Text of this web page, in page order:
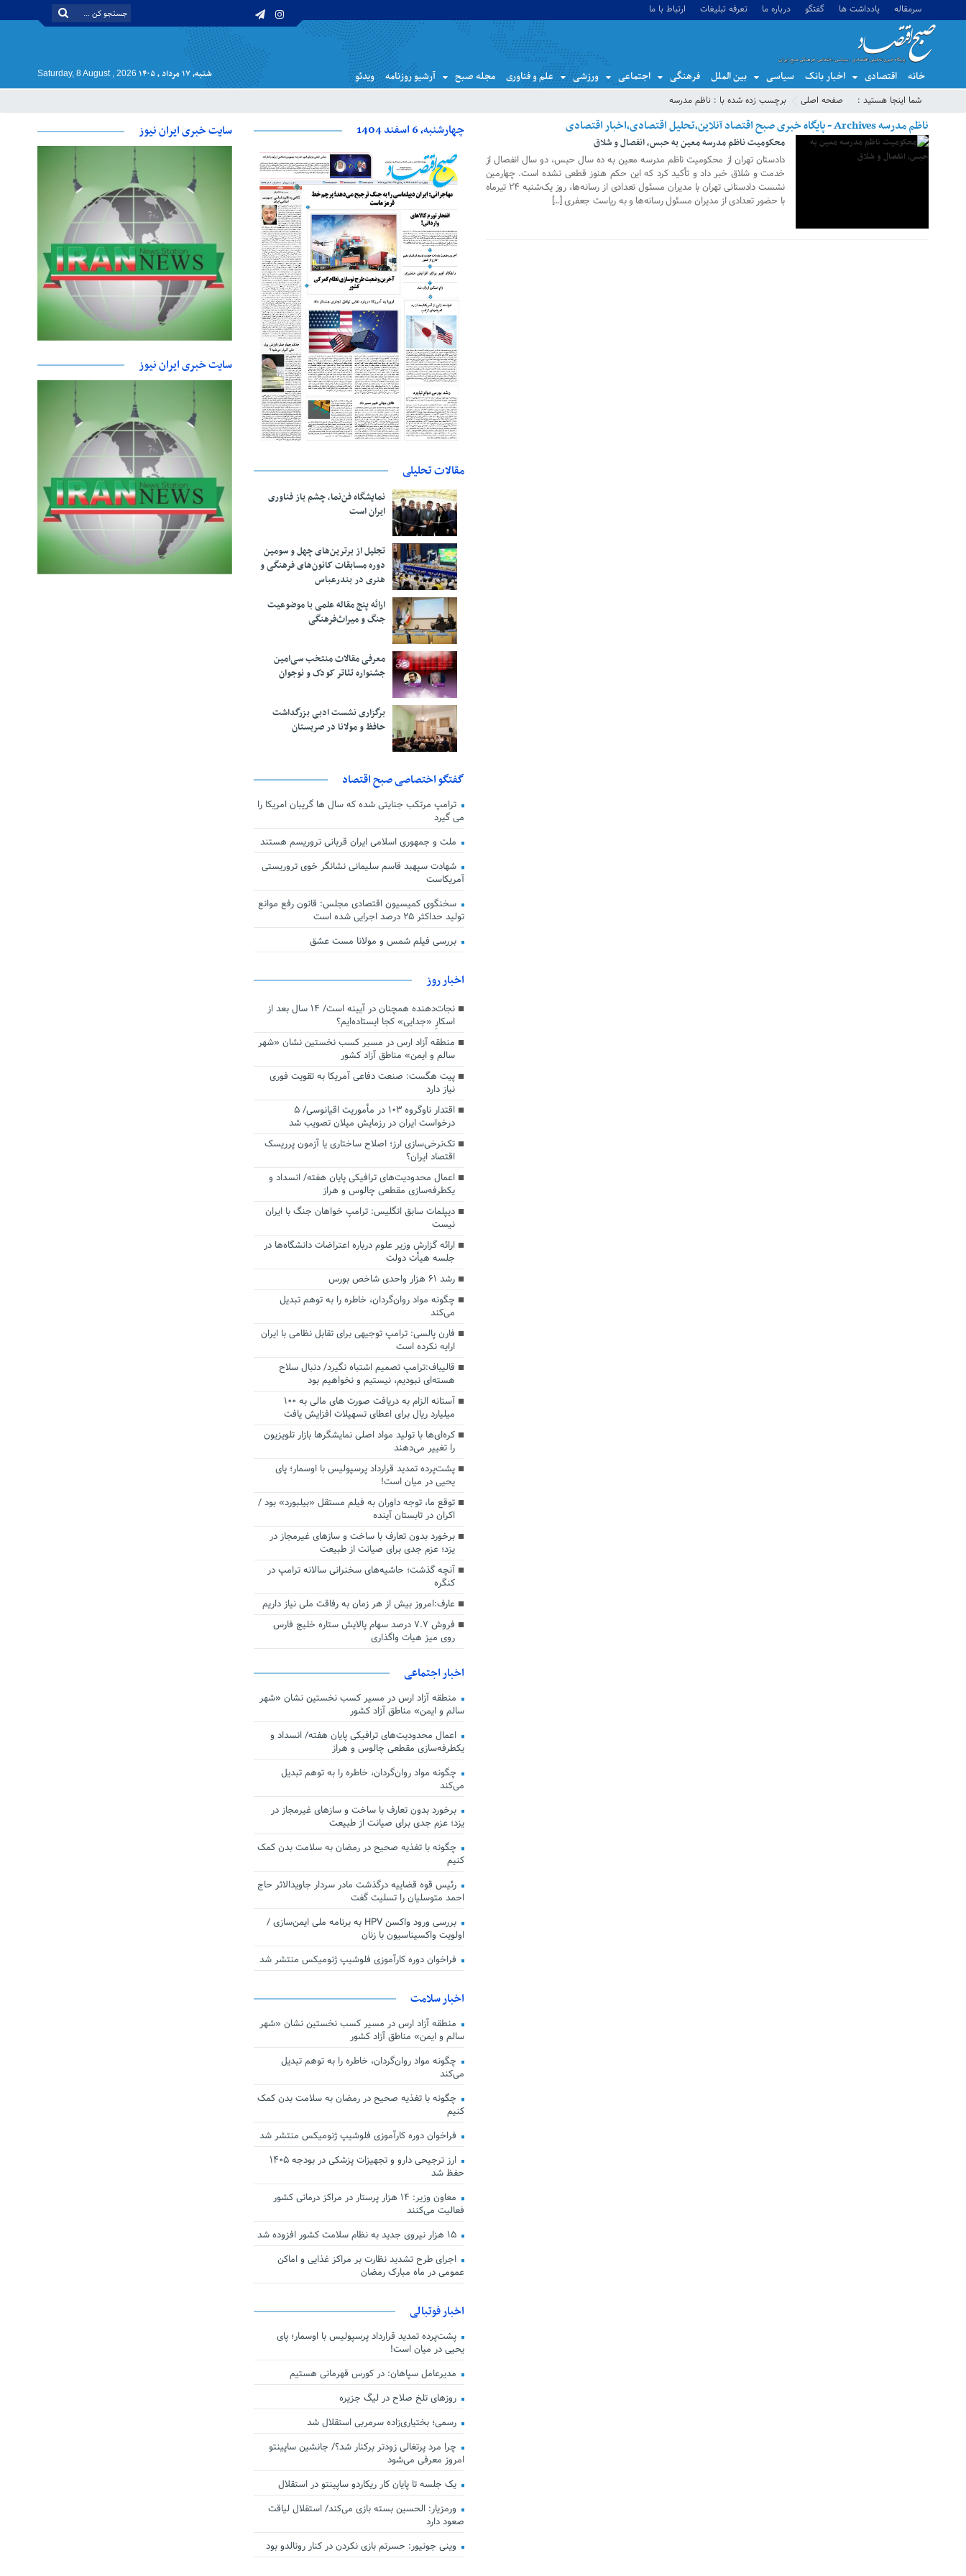
سرمقاله یادداشت ها گفتگو درباره ما تعرفه تبلیغات ارتباط با ما
خانه اقتصادی اخبار بانک سیاسی بین الملل فرهنگی اجتماعی ورزشی علم و فناوری مجله صبح آرشیو روزنامه ویدئو شنبه, ۱۷ مرداد , ۱۴۰۵ Saturday, 8 August , 2026
شما اینجا هستید : صفحه اصلی برچسب زده شده با : ناظم مدرسه
ناظم مدرسه Archives - پایگاه خبری صبح اقتصاد آنلاین،تحلیل اقتصادی،اخبار اقتصادی
17 جولای 2018
محکومیت ناظم مدرسه معین به حبس، انفصال و شلاق
دادستان تهران از محکومیت ناظم مدرسه معین به ده سال حبس، دو سال انفصال از
خدمت و شلاق خبر داد و تأکید کرد که این حکم هنوز قطعی نشده است. چهارمین
نشست دادستانی تهران با مدیران مسئول تعدادی از رسانه‌ها، روز یک‌شنبه ۲۴ تیرماه
با حضور تعدادی از مدیران مسئول رسانه‌ها و به ریاست جعفری […]
چهارشنبه، 6 اسفند 1404
مقالات تحلیلی
نمایشگاه فن‌نما، چشم باز فناوری
ایران است
تجلیل از بر‌ترین‌های چهل و سومین
دوره مسابقات کانون‌های فرهنگی و
هنری در بندرعباس
ارائه پنج مقاله علمی با موضوعیت
جنگ و میراث‌فرهنگی
معرفی مقالات منتخب سی‌امین
جشنواره تئاتر کودک و نوجوان
برگزاری نشست ادبی بزرگداشت
حافظ و مولانا در صربستان
گفتگو اختصاصی صبح اقتصاد
ترامپ مرتکب جنایتی شده که سال ها گریبان امریکا را
می گیرد
ملت و جمهوری اسلامی ایران قربانی تروریسم هستند
شهادت سپهبد قاسم سلیمانی نشانگر خوی تروریستی
آمریکاست
سخنگوی کمیسیون اقتصادی مجلس: قانون رفع موانع
تولید حداکثر ۲۵ درصد اجرایی شده است
بررسی فیلم شمس و مولانا مست عشق
اخبار روز
نجات‌دهنده‌ همچنان در آیینه است/ ۱۴ سال بعد از
اسکارِ «جدایی» کجا ایستاده‌ایم؟
منطقه آزاد ارس در مسیر کسب نخستین نشان «شهر
سالم و ایمن» مناطق آزاد کشور
پیت هگست: صنعت دفاعی آمریکا به تقویت فوری
نیاز دارد
اقتدار ناوگروه ۱۰۳ در مأموریت‌ اقیانوسی/ ۵
درخواست ایران در رزمایش میلان تصویب شد
تک‌نرخی‌سازی ارز؛ اصلاح ساختاری یا آزمون پرریسک
اقتصاد ایران؟
اعمال محدودیت‌های ترافیکی پایان هفته/ انسداد و
یکطرفه‌سازی مقطعی چالوس و هراز
دیپلمات سابق انگلیس:‌ ترامپ خواهان جنگ با ایران
نیست
ارائه گزارش وزیر علوم درباره اعتراضات دانشگاه‌ها در
جلسه هیأت دولت
رشد ۶۱ هزار واحدی شاخص بورس
چگونه مواد روان‌گردان، خاطره را به توهم تبدیل
می‌کند
فارن پالسی: ترامپ توجیهی برای تقابل نظامی با ایران
ارایه نکرده است
قالیباف:ترامپ تصمیم اشتباه نگیرد/ دنبال سلاح
هسته‌ای نبودیم، نیستیم و نخواهیم بود
آستانه الزام به دریافت صورت های مالی به ۱۰۰
میلیارد ریال برای اعطای تسهیلات افزایش یافت
کره‌ای‌ها با تولید مواد اصلی نمایشگرها بازار تلویزیون
را تغییر می‌دهند
پشت‌پرده تمدید قرارداد پرسپولیس با اوسمار؛ پای
یحیی در میان است!
توقع ما، توجه داوران به فیلم مستقل «بیلبورد» بود /
اکران در تابستان آینده
برخورد بدون تعارف با ساخت‌ و سازهای غیرمجاز در
یزد؛ عزم جدی برای صیانت از طبیعت
آنچه گذشت؛ حاشیه‌های سخنرانی سالانه ترامپ در
کنگره
عارف:امروز بیش از هر زمان به رفاقت ملی نیاز داریم
فروش ۷.۷ درصد سهام پالایش ستاره خلیج فارس
روی میز هیات واگذاری
اخبار اجتماعی
منطقه آزاد ارس در مسیر کسب نخستین نشان «شهر
سالم و ایمن» مناطق آزاد کشور
اعمال محدودیت‌های ترافیکی پایان هفته/ انسداد و
یکطرفه‌سازی مقطعی چالوس و هراز
چگونه مواد روان‌گردان، خاطره را به توهم تبدیل
می‌کند
برخورد بدون تعارف با ساخت‌ و سازهای غیرمجاز در
یزد؛ عزم جدی برای صیانت از طبیعت
چگونه با تغذیه صحیح در رمضان به سلامت بدن کمک
کنیم
رئیس قوه قضاییه درگذشت مادر سردار جاویدالاثر حاج
احمد متوسلیان را تسلیت گفت
بررسی ورود واکسن HPV به برنامه ملی ایمن‌سازی /
اولویت واکسیناسیون با زنان
فراخوان دوره کارآموزی فلوشیپ ژنومیکس منتشر شد
اخبار سلامت
منطقه آزاد ارس در مسیر کسب نخستین نشان «شهر
سالم و ایمن» مناطق آزاد کشور
چگونه مواد روان‌گردان، خاطره را به توهم تبدیل
می‌کند
چگونه با تغذیه صحیح در رمضان به سلامت بدن کمک
کنیم
فراخوان دوره کارآموزی فلوشیپ ژنومیکس منتشر شد
ارز ترجیحی دارو و تجهیزات پزشکی در بودجه ۱۴۰۵
حفظ شد
معاون وزیر: ۱۴ هزار پرستار در مراکز درمانی کشور
فعالیت می‌کنند
۱۵ هزار نیروی جدید به نظام سلامت کشور افزوده شد
اجرای طرح تشدید نظارت بر مراکز غذایی و اماکن
عمومی در ماه مبارک رمضان
اخبار فوتبالی
پشت‌پرده تمدید قرارداد پرسپولیس با اوسمار؛ پای
یحیی در میان است!
مدیرعامل سپاهان: در کورس قهرمانی هستیم
روزهای تلخ صلاح در لیگ جزیره
رسمی؛ بختیاری‌زاده سرمربی استقلال شد
چرا مرد پرتغالی زودتر برکنار شد؟/ جانشین ساپینتو
امروز معرفی می‌شود
یک جلسه تا پایان کار ریکاردو ساپینتو در استقلال
ورمزیار: الحسین بسته بازی می‌کند/ استقلال لیاقت
صعود دارد
وینی جونیور: حسرتم بازی نکردن در کنار رونالدو بود
سایت خبری ایران نیوز
سایت خبری ایران نیوز